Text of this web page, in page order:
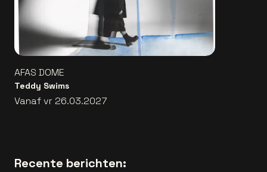
AFAS DOME
Teddy Swims
Vanaf vr 26.03.2027
Recente berichten: